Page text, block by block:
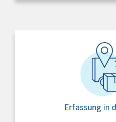
Erfassung in